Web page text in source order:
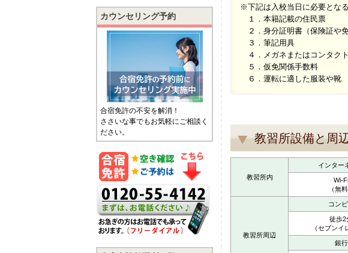
※下記は入校当日に必要とな
１．本籍記載の住民票
２．身分証明書（保険証や免
３．筆記用具
４．メガネまたはコンタク
５．仮免関係手数料
６．運転に適した服装や靴
教習所設備と周
教習所内
インター
Wi-Fi
（無料
教習所周辺
コン
徒歩2
（セブンイ
銀行
カウンセリング予約
合宿免許の不安を解消！
ささいな事でもお気軽にご相談く
ださい。